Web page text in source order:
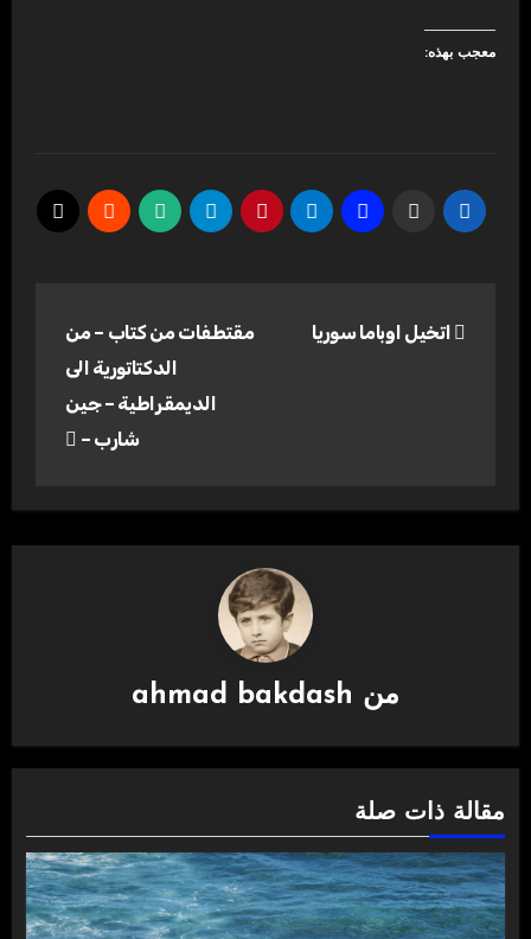
معجب بهذه:
المقالات
اتخيل اوباما سوريا
مقتطفات من كتاب – من
الدكتاتورية الى
الديمقراطية – جين
شارب –
من ahmad bakdash
مقالة ذات صلة